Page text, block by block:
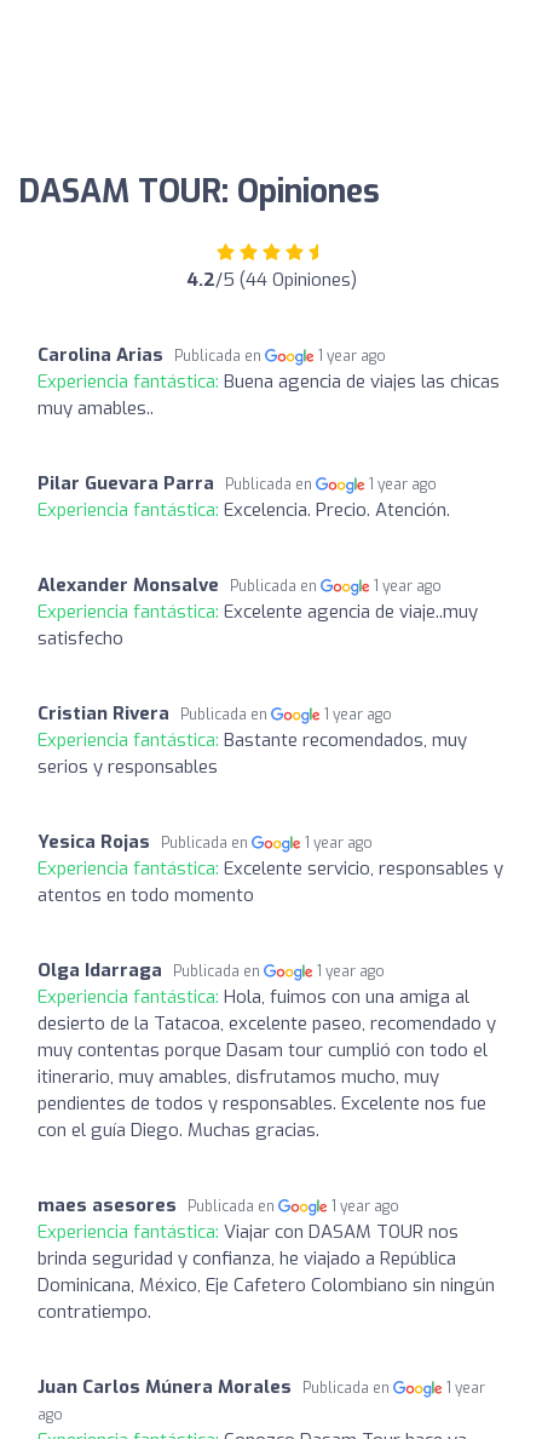
DASAM TOUR: Opiniones
4.2/5 (44 Opiniones)
Carolina Arias Publicada en 1 year ago
Experiencia fantástica: Buena agencia de viajes las chicas
muy amables..
Pilar Guevara Parra Publicada en 1 year ago
Experiencia fantástica: Excelencia. Precio. Atención.
Alexander Monsalve Publicada en 1 year ago
Experiencia fantástica: Excelente agencia de viaje..muy
satisfecho
Cristian Rivera Publicada en 1 year ago
Experiencia fantástica: Bastante recomendados, muy
serios y responsables
Yesica Rojas Publicada en 1 year ago
Experiencia fantástica: Excelente servicio, responsables y
atentos en todo momento
Olga Idarraga Publicada en 1 year ago
Experiencia fantástica: Hola, fuimos con una amiga al
desierto de la Tatacoa, excelente paseo, recomendado y
muy contentas porque Dasam tour cumplió con todo el
itinerario, muy amables, disfrutamos mucho, muy
pendientes de todos y responsables. Excelente nos fue
con el guía Diego. Muchas gracias.
maes asesores Publicada en 1 year ago
Experiencia fantástica: Viajar con DASAM TOUR nos
brinda seguridad y confianza, he viajado a República
Dominicana, México, Eje Cafetero Colombiano sin ningún
contratiempo.
Juan Carlos Múnera Morales Publicada en
1 year
ago